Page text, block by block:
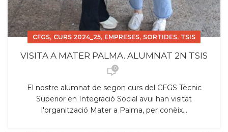
CFGS, CURS 2024_25, EMPRESES, SORTIDES, TSIS
VISITA A MATER PALMA. ALUMNAT 2N TSIS
0
El nostre alumnat de segon curs del CFGS Tècnic
Superior en Integració Social avui han visitat
l'organització Mater a Palma, per conèix...